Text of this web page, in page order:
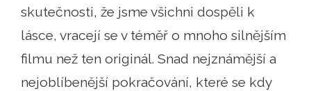
skutečnosti, že jsme všichni dospěli k
lásce, vracejí se v téměř o mnoho silnějším
filmu než ten originál. Snad nejznámější a
nejoblíbenější pokračování, které se kdy